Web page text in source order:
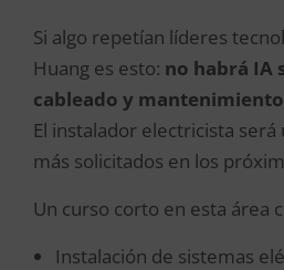
Si algo repetían líderes
Huang es esto: no habrá IA
cableado y mantenimiento
El instalador electricista
más solicitados en los
Un curso corto en esta área
Instalación de sistemas